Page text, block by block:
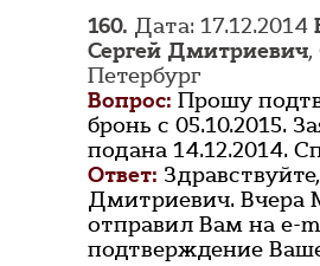
160. Дата: 17.12.2014
Сергей Дмитриевич
Петербург
Вопрос: Прошу
бронь с 05.10.2015.
подана 14.12.2014.
Ответ:
Дмитриевич. Вчера
отправил Вам на e-
подтверждение